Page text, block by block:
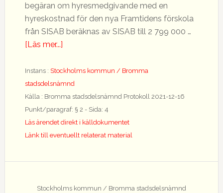
begäran om hyresmedgivande med en
hyreskostnad för den nya Framtidens förskola
från SISAB beräknas av SISAB till 2 799 000 …
[Läs mer...]om
Framtidens
förskola
på
Nyängsvägen
66
Instans : Stockholms kommun / Bromma
stadsdelsnämnd
Källa : Bromma stadsdelsnämnd Protokoll 2021-12-16
Punkt/paragraf: § 2 - Sida: 4
Läs ärendet direkt i källdokumentet
Länk till eventuellt relaterat material
Stockholms kommun / Bromma stadsdelsnämnd